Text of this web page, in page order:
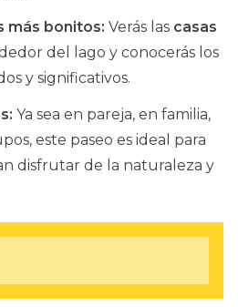
más bonitos: Verás las casas
del lago y conocerás los
y significativos.
Ya sea en pareja, en familia,
este paseo es ideal para
disfrutar de la naturaleza y